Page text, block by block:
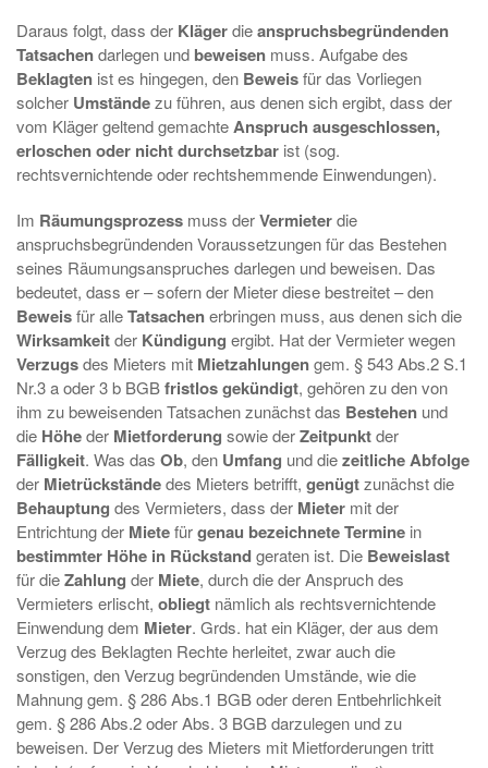
Daraus folgt, dass der Klägerdieanspruchsbegründenden
Tatsachendarlegen und beweisen muss. Aufgabe des
Beklagten ist es hingegen, den Beweisfür das Vorliegen
solcher Umständezu führen, aus denen sich ergibt, dass der
vom Kläger geltend gemachteAnspruch ausgeschlossen,
erloschen oder nicht durchsetzbar ist (sog.
rechtsvernichtende oder rechtshemmende Einwendungen).
Im Räumungsprozess muss derVermieterdie
anspruchsbegründenden Voraussetzungen für das Bestehen
seines Räumungsanspruches darlegen und beweisen. Das
bedeutet, dass er – sofern der Mieter diese bestreitet – den
Beweisfür alleTatsachenerbringen muss, aus denen sich die
Wirksamkeitder Kündigung ergibt. Hat der Vermieter wegen
Verzugsdes Mieters mit Mietzahlungengem. § 543 Abs.2 S.1
Nr.3 a oder 3 b BGBfristlos gekündigt, gehören zu den von
ihm zu beweisenden Tatsachen zunächst das Bestehen und
die Höheder Mietforderung sowie derZeitpunktder
Fälligkeit. Was das Ob, den Umfang und diezeitliche Abfolge
der Mietrückständedes Mieters betrifft, genügtzunächst die
Behauptung des Vermieters, dass der Mieter mit der
Entrichtung der Mietefürgenau bezeichnete Termine in
bestimmter Höhe in Rückstandgeraten ist. Die Beweislast
für dieZahlung der Miete, durch die der Anspruch des
Vermieters erlischt, obliegt nämlich als rechtsvernichtende
Einwendung dem Mieter. Grds. hat ein Kläger, der aus dem
Verzug des Beklagten Rechte herleitet, zwar auch die
sonstigen, den Verzug begründenden Umstände, wie die
Mahnung gem. § 286 Abs.1 BGB oder deren Entbehrlichkeit
gem. § 286 Abs.2 oder Abs. 3 BGB darzulegen und zu
beweisen. Der Verzug des Mieters mit Mietforderungen tritt